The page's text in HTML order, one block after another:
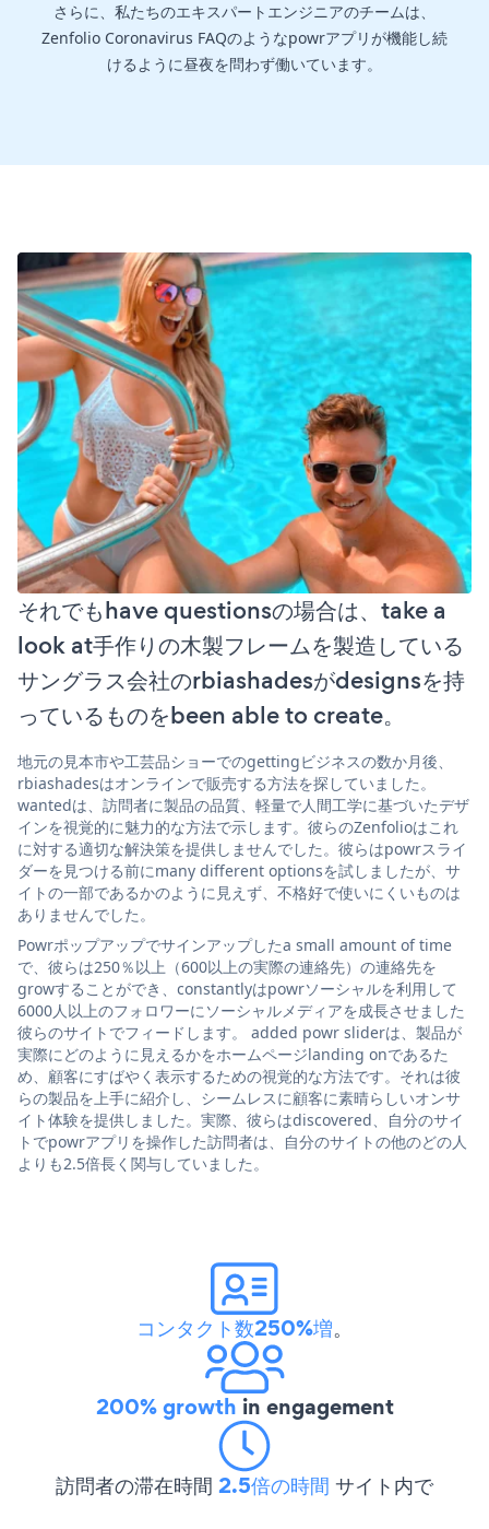
さらに、私たちのエキスパートエンジニアのチームは、
Zenfolio Coronavirus FAQのようなpowrアプリが機能し続
けるように昼夜を問わず働いています。
それでもhave questionsの場合は、take a
look at手作りの木製フレームを製造している
サングラス会社のrbiashadesがdesignsを持
っているものをbeen able to create。
地元の見本市や工芸品ショーでのgettingビジネスの数か月後、
rbiashadesはオンラインで販売する方法を探していました。
wantedは、訪問者に製品の品質、軽量で人間工学に基づいたデザ
インを視覚的に魅力的な方法で示します。彼らのZenfolioはこれ
に対する適切な解決策を提供しませんでした。彼らはpowrスライ
ダーを見つける前にmany different optionsを試しましたが、サ
イトの一部であるかのように見えず、不格好で使いにくいものは
ありませんでした。
Powrポップアップでサインアップしたa small amount of time
で、彼らは250％以上（600以上の実際の連絡先）の連絡先を
growすることができ、constantlyはpowrソーシャルを利用して
6000人以上のフォロワーにソーシャルメディアを成長させました
彼らのサイトでフィードします。 added powr sliderは、製品が
実際にどのように見えるかをホームページlanding onであるた
め、顧客にすばやく表示するための視覚的な方法です。それは彼
らの製品を上手に紹介し、シームレスに顧客に素晴らしいオンサ
イト体験を提供しました。実際、彼らはdiscovered、自分のサイ
トでpowrアプリを操作した訪問者は、自分のサイトの他のどの人
よりも2.5倍長く関与していました。
コンタクト数250%増。
200% growth in engagement
訪問者の滞在時間 2.5倍の時間 サイト内で